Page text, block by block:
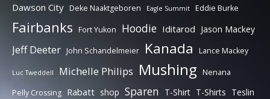
Dawson City Deke Naaktgeboren Eagle Summit Eddie Burke
Fairbanks Fort Yukon Hoodie Iditarod Jason Mackey
Jeff Deeter John Schandelmeier Kanada Lance Mackey
Luc Tweddell Michelle Philips Mushing Nenana
Pelly Crossing Rabatt shop Sparen T-Shirt T-Shirts Teslin